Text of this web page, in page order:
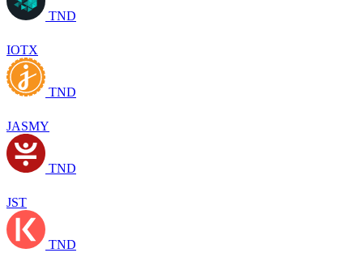
TND
IOTX
TND
JASMY
TND
JST
TND